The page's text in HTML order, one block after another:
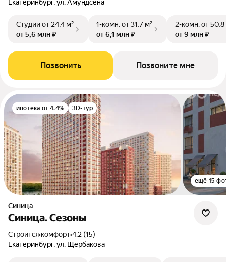
Екатеринбург, ул. Амундсена
Студииот 24,4 м²
от 5,6 млн ₽
1-комн.от 31,7 м²
от 6,1 млн ₽
2-комн.от 50,8
от 9 млн ₽
Позвонить Позвоните мне
ипотека от 4.4% 3D-тур
ещё 15
Синица
Синица. Сезоны
Строится•комфорт•4.2 (15)
Екатеринбург, ул. Щербакова